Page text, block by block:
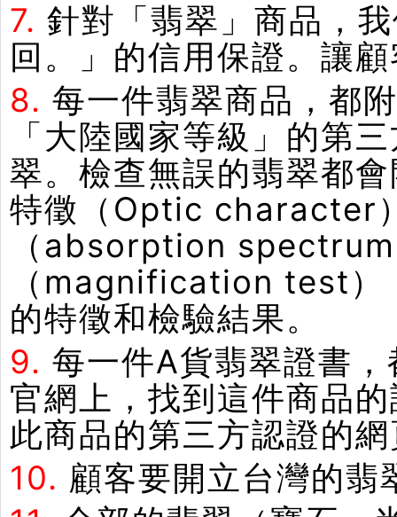
7. 針對「翡翠」商品，
回。」的信用保證。讓
8. 每一件翡翠商品，都
「大陸國家等級」的第
翠。檢查無誤的翡翠都
特徵（Optic character
（absorption
（magnification test）
的特徵和檢驗結果。
9. 每一件A貨翡翠證書
官網上，找到這件商品
此商品的第三方認證的
10. 顧客要開立台灣的翡